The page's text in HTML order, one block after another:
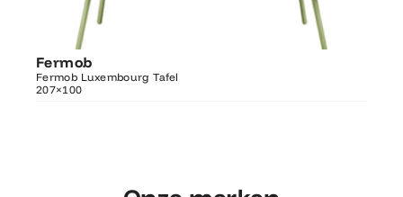
Fermob
Fermob Luxembourg Tafel
207×100Luxembourg Tafel 207×100